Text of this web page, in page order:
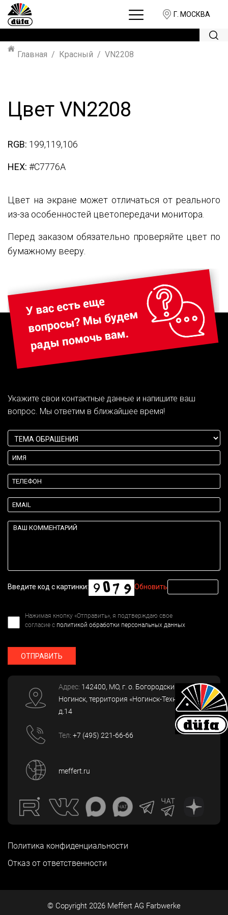
Г. МОСКВА
Главная Красный VN2208
Цвет VN2208
RGB: 199,119,106
HEX: #C7776A
Цвет на экране может отличаться от реального
из-за особенностей цветопередачи монитора.
Перед заказом обязательно проверяйте цвет по
бумажному вееру.
Укажите свои контактные данные и напишите ваш
вопрос. Мы ответим в ближайшее время!
Введите код с картинки: Обновить
Нажимая кнопку «Отправить», я подтверждаю свое
согласие с политикой обработки персональных данных
ОТПРАВИТЬ
Адрес: 142400, МО, г. о. Богородский, г.
Ногинск, территория «Ногинск-Технопарк»,
д.14
Тел: +7 (495) 221-66-66
meffert.ru
Политика конфиденциальности
Отказ от ответственности
© Copyright 2026 Meffert AG Farbwerke